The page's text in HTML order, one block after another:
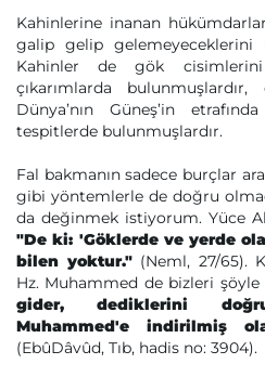
Kahinlerine inanan
galip gelip gelemeyeceklerini
Kahinler de gök
çıkarımlarda
Dünya’nın Güneş’in
tespitlerde bulunmuşlardır.
Fal bakmanın sadece burçlar
gibi yöntemlerle de doğru
da değinmek istiyorum. Yüce
"De ki: 'Göklerde ve yerde
bilen yoktur." (Neml, 27/65).
Hz. Muhammed de bizleri şöyle
gider, dediklerini
Muhammed'e indirilmiş
(EbûDâvûd, Tıb, hadis no: 3904).